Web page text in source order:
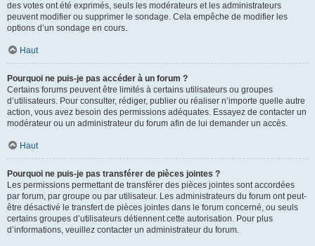
des votes ont été exprimés, seuls les modérateurs et les administrateurs
peuvent modifier ou supprimer le sondage. Cela empêche de modifier les
options d’un sondage en cours.
Haut
Pourquoi ne puis-je pas accéder à un forum ?
Certains forums peuvent être limités à certains utilisateurs ou groupes
d’utilisateurs. Pour consulter, rédiger, publier ou réaliser n’importe quelle autre
action, vous avez besoin des permissions adéquates. Essayez de contacter un
modérateur ou un administrateur du forum afin de lui demander un accès.
Haut
Pourquoi ne puis-je pas transférer de pièces jointes ?
Les permissions permettant de transférer des pièces jointes sont accordées
par forum, par groupe ou par utilisateur. Les administrateurs du forum ont peut-
être désactivé le transfert de pièces jointes dans le forum concerné, ou seuls
certains groupes d’utilisateurs détiennent cette autorisation. Pour plus
d’informations, veuillez contacter un administrateur du forum.